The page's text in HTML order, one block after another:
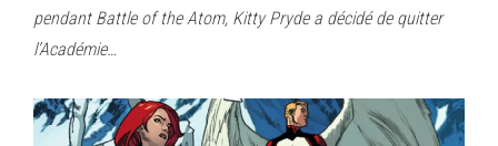
pendant Battle of the Atom, Kitty Pryde a décidé de quitter
l’Académie…